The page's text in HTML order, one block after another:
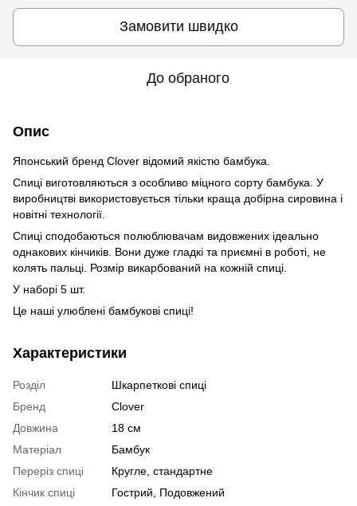
Замовити швидко
До обраного
Опис
Японський бренд Clover відомий якістю бамбука.
Спиці виготовляються з особливо міцного сорту бамбука. У
виробництві використовується тільки краща добірна сировина і
новітні технології.
Спиці сподобаються полюблювачам видовжених ідеально
однакових кінчиків. Вони дуже гладкі та приємні в роботі, не
колять пальці. Розмір викарбований на кожній спиці.
У наборі 5 шт.
Це наші улюблені бамбукові спиці!
Характеристики
Розділ
Шкарпеткові спиці
Бренд
Clover
Довжина
18 см
Матеріал
Бамбук
Переріз спиці
Кругле, стандартне
Кінчик спиці
Гострий, Подовжений